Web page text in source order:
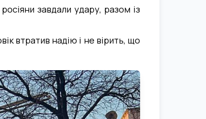
завдали удару, разом із
втратив надію і не вірить, що